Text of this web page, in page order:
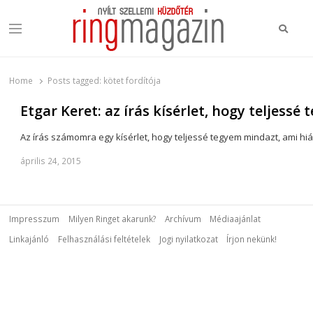
Menu
Home Posts tagged: kötet fordítója
Etgar Keret: az írás kísérlet, hogy teljessé
Az írás számomra egy kísérlet, hogy teljessé tegyem mindazt, ami
április 24, 2015
Impresszum Milyen Ringet akarunk? Archívum
Médiaajánlat
Linkajánló
Felhasználási feltételek Jogi nyilatkozat Írjon nekünk!